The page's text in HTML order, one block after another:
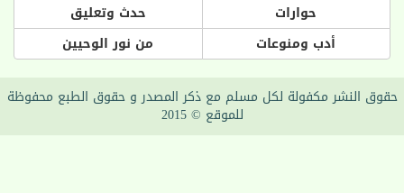
حوارات
حدث وتعليق
أدب ومنوعات
من نور الوحيين
النشر مكفولة لكل مسلم مع ذكر المصدر و حقوق الطبع محفوظة
للموقع © 2015